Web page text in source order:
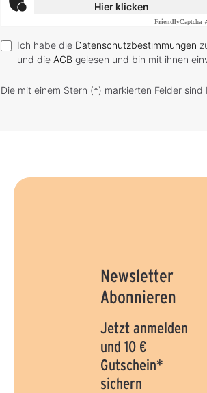
Hier klicken
FriendlyCaptcha
Ich habe die Datenschutzbestimmungen
und die AGB gelesen und bin mit ihnen
Die mit einem Stern (*) markierten Felder sind
Newsletter
Abonnieren
Jetzt anmelden
und 10 €
Gutschein*
sichern